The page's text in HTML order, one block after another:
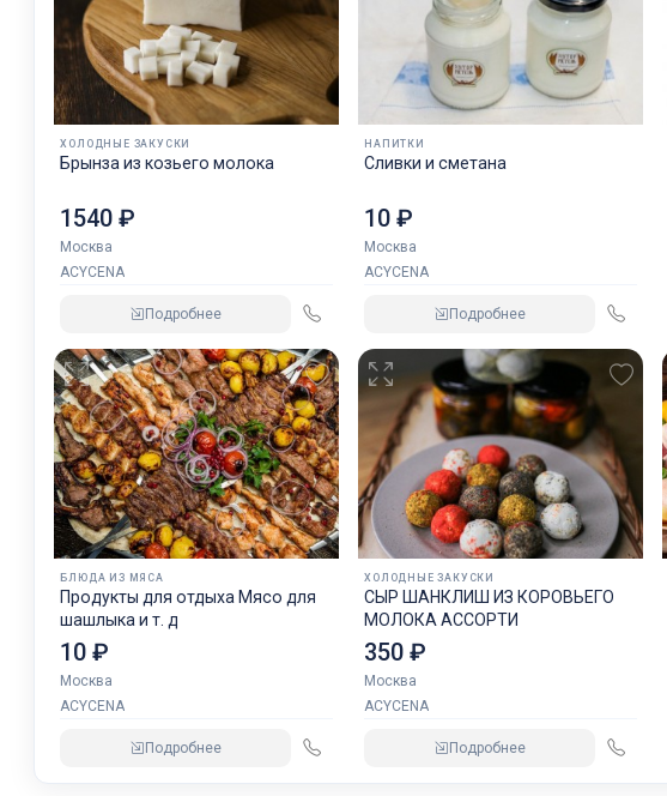
ХОЛОДНЫЕ ЗАКУСКИ
Брынза из козьего молока
1540 ₽
Москва
ACYCENA
Подробнее
НАПИТКИ
Сливки и сметана
10 ₽
Москва
ACYCENA
Подробнее
БЛЮДА ИЗ МЯСА
Продукты для отдыха Мясо для
шашлыка и т. д
10 ₽
Москва
ACYCENA
Подробнее
ХОЛОДНЫЕ ЗАКУСКИ
СЫР ШАНКЛИШ ИЗ КОРОВЬЕГО
МОЛОКА АССОРТИ
350 ₽
Москва
ACYCENA
Подробнее